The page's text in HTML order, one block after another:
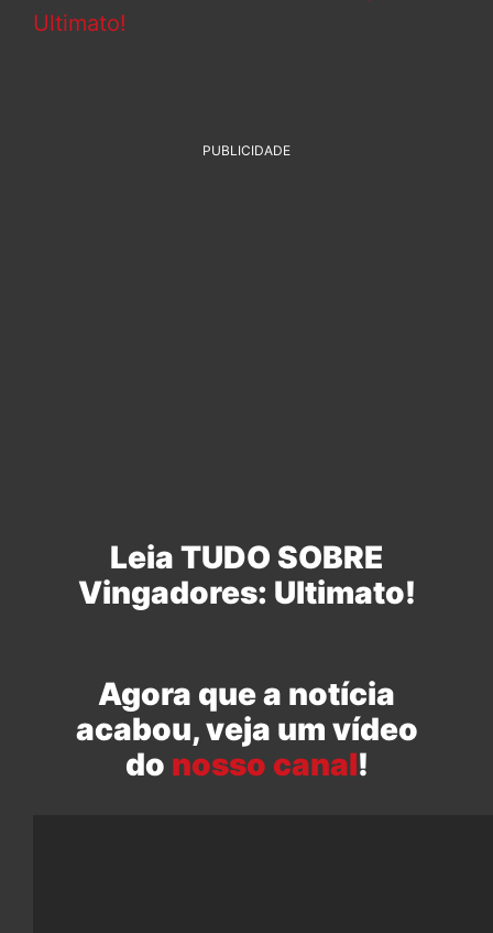
Ultimato!
PUBLICIDADE
Leia TUDO SOBRE
Vingadores: Ultimato!
Agora que a notícia
acabou, veja um vídeo
do nosso canal!